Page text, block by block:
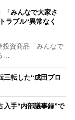
「みんなで大家さ
ラブル“異常なく
資商品「みんなで
…
三転した“成田プロ
入手“内部議事録”で